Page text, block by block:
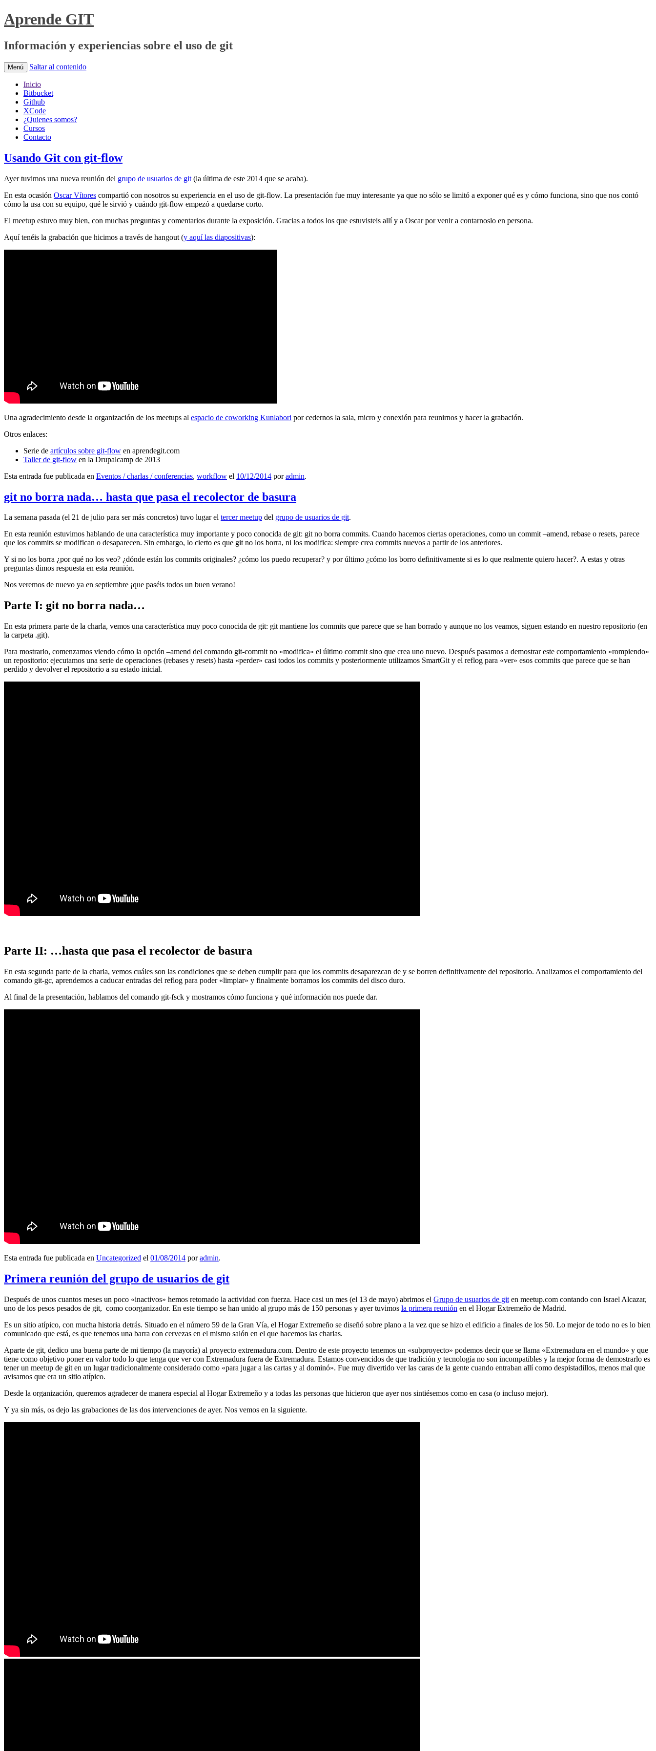
Aprende GIT
Información y experiencias sobre el uso de git
Menú Saltar al contenido
Inicio
Bitbucket
Github
XCode
¿Quienes somos?
Cursos
Contacto
Usando Git con git-flow
Ayer tuvimos una nueva reunión del grupo de usuarios de git (la última de este 2014 que se acaba).
En esta ocasión Oscar Vítores compartió con nosotros su experiencia en el uso de git-flow. La presentación fue muy interesante ya que no sólo se limitó a exponer qué es y cómo funciona, sino que nos contó
cómo la usa con su equipo, qué le sirvió y cuándo git-flow empezó a quedarse corto.
El meetup estuvo muy bien, con muchas preguntas y comentarios durante la exposición. Gracias a todos los que estuvisteis allí y a Oscar por venir a contarnoslo en persona.
Aquí tenéis la grabación que hicimos a través de hangout (y aquí las diapositivas):
Una agradecimiento desde la organización de los meetups al espacio de coworking Kunlabori por cedernos la sala, micro y conexión para reunirnos y hacer la grabación.
Otros enlaces:
Serie de artículos sobre git-flow en aprendegit.com
Taller de git-flow en la Drupalcamp de 2013
Esta entrada fue publicada en Eventos / charlas / conferencias, workflow el 10/12/2014 poradmin.
git no borra nada… hasta que pasa el recolector de basura
La semana pasada (el 21 de julio para ser más concretos) tuvo lugar el tercer meetup del grupo de usuarios de git.
En esta reunión estuvimos hablando de una característica muy importante y poco conocida de git: git no borra commits. Cuando hacemos ciertas operaciones, como un commit –amend, rebase o resets, parece
que los commits se modifican o desaparecen. Sin embargo, lo cierto es que git no los borra, ni los modifica: siempre crea commits nuevos a partir de los anteriores.
Y si no los borra ¿por qué no los veo? ¿dónde están los commits originales? ¿cómo los puedo recuperar? y por último ¿cómo los borro definitivamente si es lo que realmente quiero hacer?. A estas y otras
preguntas dimos respuesta en esta reunión.
Nos veremos de nuevo ya en septiembre ¡que paséis todos un buen verano!
Parte I: git no borra nada…
En esta primera parte de la charla, vemos una característica muy poco conocida de git: git mantiene los commits que parece que se han borrado y aunque no los veamos, siguen estando en nuestro repositorio (en
la carpeta .git).
Para mostrarlo, comenzamos viendo cómo la opción –amend del comando git-commit no «modifica» el último commit sino que crea uno nuevo. Después pasamos a demostrar este comportamiento «rompiendo»
un repositorio: ejecutamos una serie de operaciones (rebases y resets) hasta «perder» casi todos los commits y posteriormente utilizamos SmartGit y el reflog para «ver» esos commits que parece que se han
perdido y devolver el repositorio a su estado inicial.
Parte II: …hasta que pasa el recolector de basura
En esta segunda parte de la charla, vemos cuáles son las condiciones que se deben cumplir para que los commits desaparezcan de y se borren definitivamente del repositorio. Analizamos el comportamiento del
comando git-gc, aprendemos a caducar entradas del reflog para poder «limpiar» y finalmente borramos los commits del disco duro.
Al final de la presentación, hablamos del comando git-fsck y mostramos cómo funciona y qué información nos puede dar.
Esta entrada fue publicada en Uncategorized el 01/08/2014 poradmin.
Primera reunión del grupo de usuarios de git
Después de unos cuantos meses un poco «inactivos» hemos retomado la actividad con fuerza. Hace casi un mes (el 13 de mayo) abrimos el Grupo de usuarios de git en meetup.com contando con Israel Alcazar,
uno de los pesos pesados de git, como coorganizador. En este tiempo se han unido al grupo más de 150 personas y ayer tuvimos la primera reunión en el Hogar Extremeño de Madrid.
Es un sitio atípico, con mucha historia detrás. Situado en el número 59 de la Gran Vía, el Hogar Extremeño se diseñó sobre plano a la vez que se hizo el edificio a finales de los 50. Lo mejor de todo no es lo bien
comunicado que está, es que tenemos una barra con cervezas en el mismo salón en el que hacemos las charlas.
Aparte de git, dedico una buena parte de mi tiempo (la mayoría) al proyecto extremadura.com. Dentro de este proyecto tenemos un «subproyecto» podemos decir que se llama «Extremadura en el mundo» y que
tiene como objetivo poner en valor todo lo que tenga que ver con Extremadura fuera de Extremadura. Estamos convencidos de que tradición y tecnología no son incompatibles y la mejor forma de demostrarlo es
tener un meetup de git en un lugar tradicionalmente considerado como «para jugar a las cartas y al dominó». Fue muy divertido ver las caras de la gente cuando entraban allí como despistadillos, menos mal que
avisamos que era un sitio atípico.
Desde la organización, queremos agradecer de manera especial al Hogar Extremeño y a todas las personas que hicieron que ayer nos sintiésemos como en casa (o incluso mejor).
Y ya sin más, os dejo las grabaciones de las dos intervenciones de ayer. Nos vemos en la siguiente.